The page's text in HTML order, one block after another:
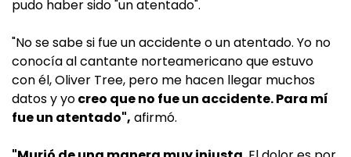
pudo haber sido "un atentado".
"No se sabe si fue un accidente o un atentado. Yo no
conocía al cantante norteamericano que estuvo
con él, Oliver Tree, pero me hacen llegar muchos
datos y yocreo que no fue un accidente. Para mí
fue un atentado", afirmó.